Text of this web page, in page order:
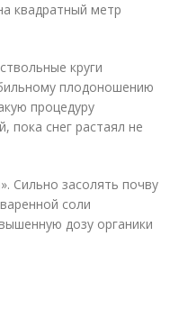
квадратный метр
круги
плодоношению
процедуру
пока снег растаял не
Сильно засолять почву
соли
дозу органики